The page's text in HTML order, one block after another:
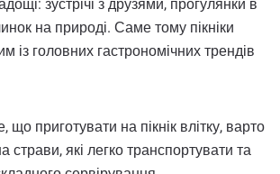
зустрічі з друзями, прогулянки в
на природі. Саме тому пікніки
із головних гастрономічних трендів
приготувати на пікнік влітку, варто
страви, які легко транспортувати та